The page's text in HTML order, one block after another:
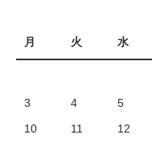
月
火 水
3
4 5
10
11 12